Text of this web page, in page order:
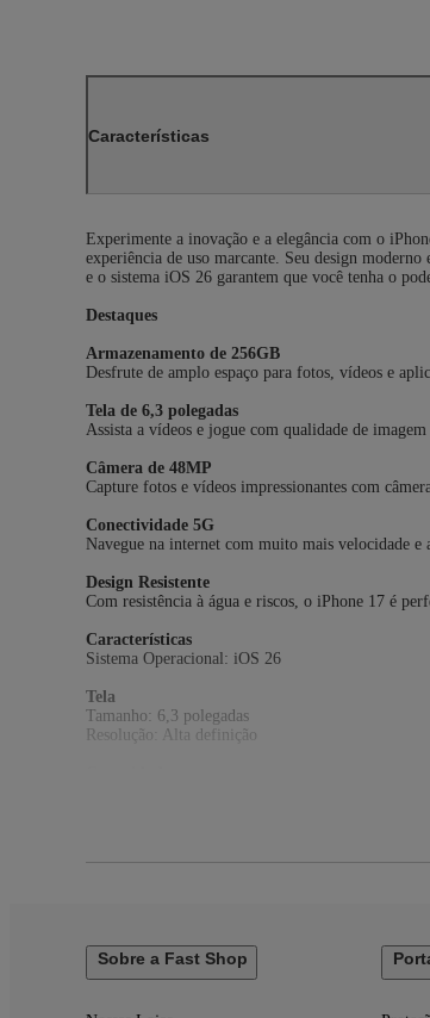
Características
Experimente a inovação e a elegância com o
experiência de uso marcante. Seu design
e o sistema iOS 26 garantem que você tenha o
Destaques
Armazenamento de 256GB
Desfrute de amplo espaço para fotos, vídeos e
Tela de 6,3 polegadas
Assista a vídeos e jogue com qualidade de
Câmera de 48MP
Capture fotos e vídeos impressionantes com
Conectividade 5G
Navegue na internet com muito mais velocidade
Design Resistente
Com resistência à água e riscos, o iPhone 17 é
Características
Sistema Operacional: iOS 26
Tela
Tamanho: 6,3 polegadas
Resolução: Alta definição
Processador
5G
Wi-Fi
Bluetooth
Tipo Chip: eSIM / Nano Chip (Para ativar o
Sobre a Fast Shop